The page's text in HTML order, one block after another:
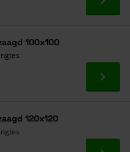
Ga
100x100
Ga
120x120